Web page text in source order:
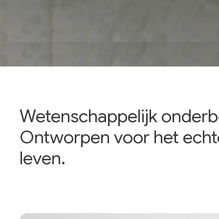
Wetenschappelijk
Ontworpen voor het
leven.